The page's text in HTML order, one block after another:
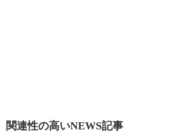
関連性の高いNEWS記事